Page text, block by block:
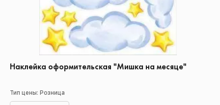
Наклейка оформительская "Мишка на месяце"
Тип цены: Розница